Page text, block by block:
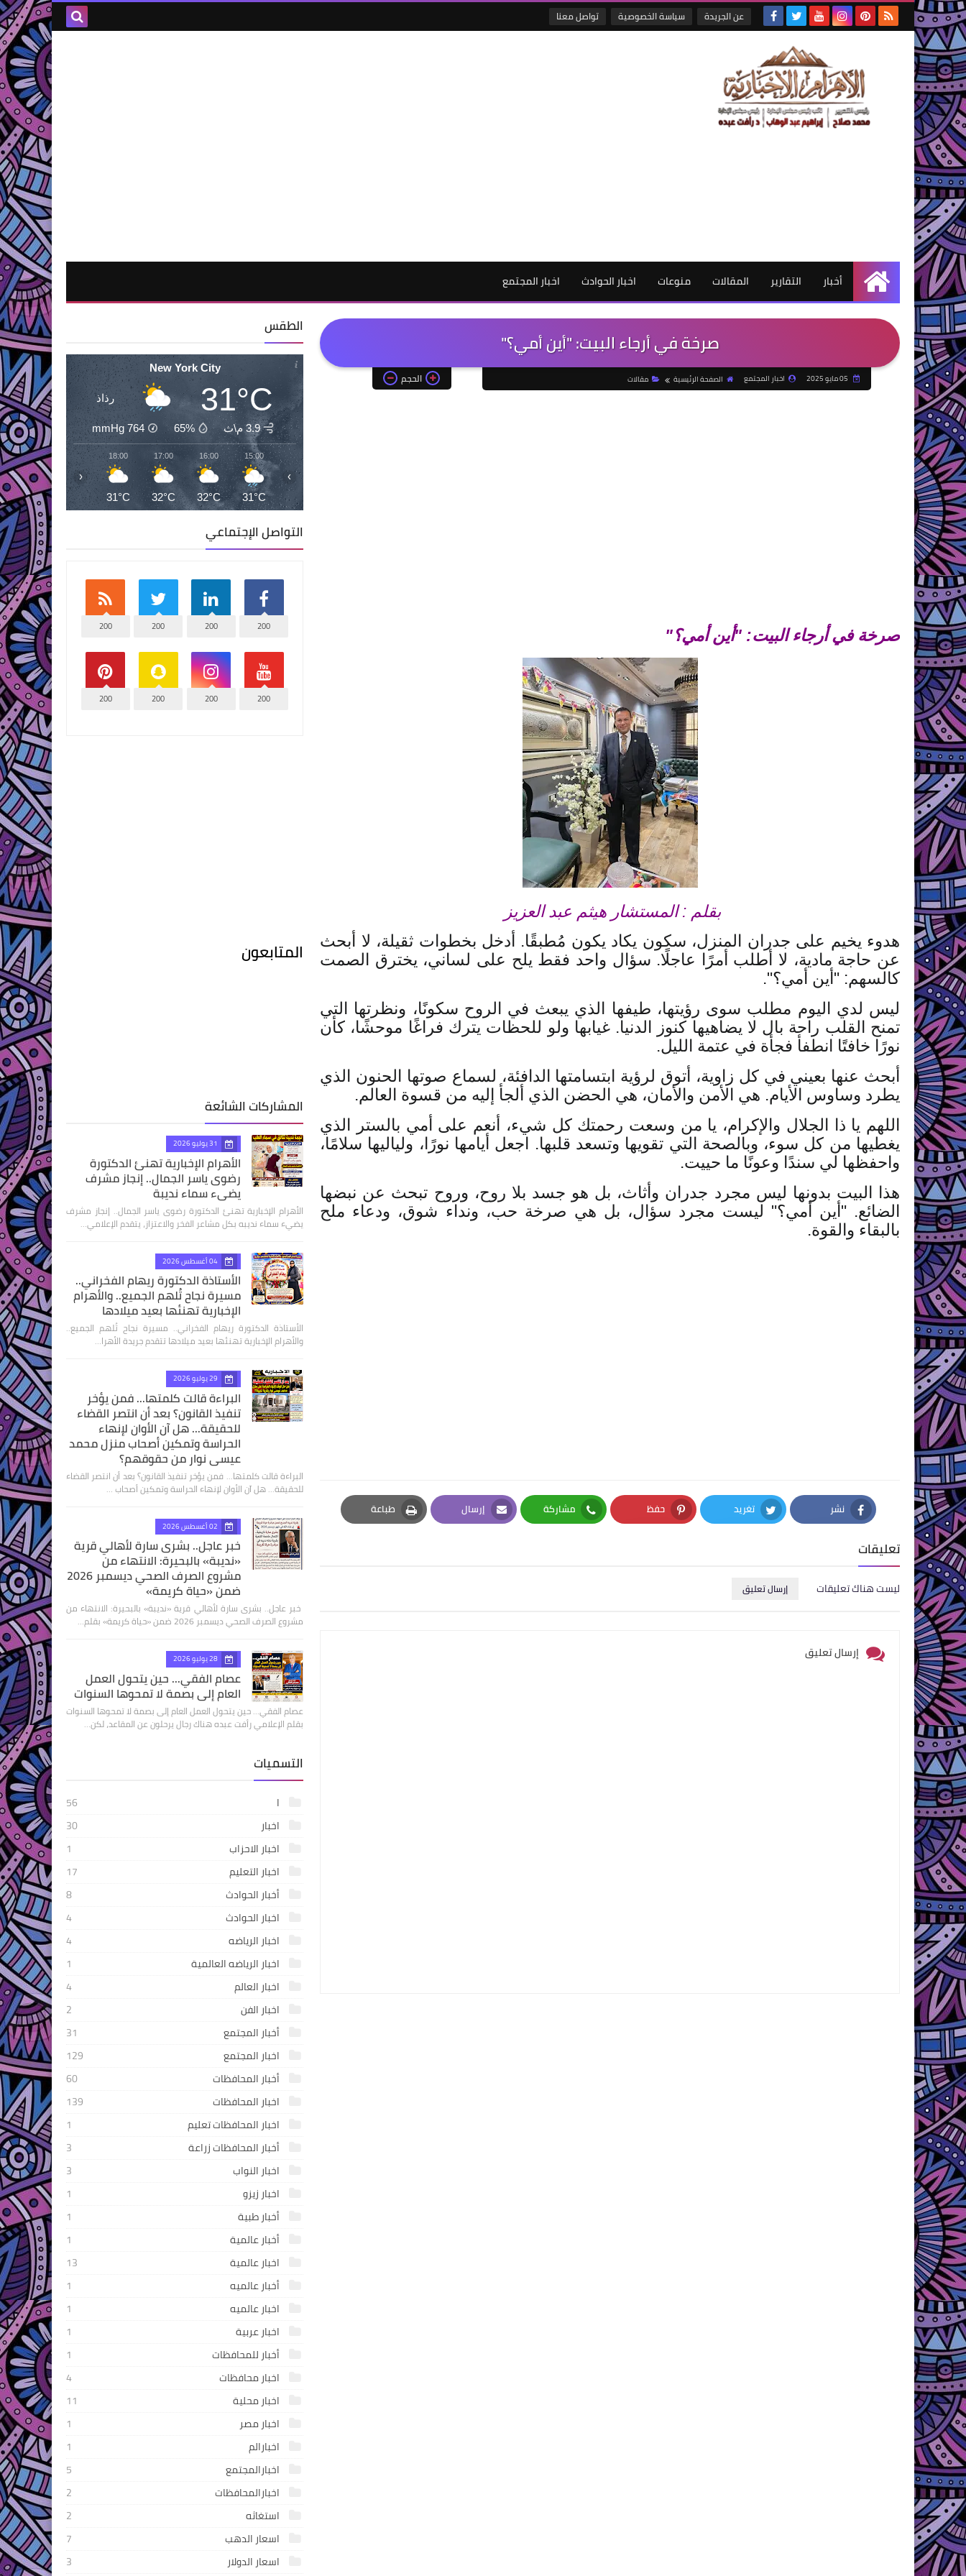
عن الجريدة سياسة الخصوصية تواصل معنا
الرئيسية
أخبار التقارير المقالات منوعات اخبار الحوادث اخبار المجتمع
صرخة في أرجاء البيت: "أين أمي؟"
اخبار المجتمع الصفحة الرئيسية مقالات الحجم
صرخة في أرجاء البيت: "أين أمي؟"
بقلم : المستشار هيثم عبد العزيز
هدوء يخيم على جدران المنزل، سكون يكاد يكون مُطبقًا. أدخل بخطوات ثقيلة، لا أبحث
عن حاجة مادية، لا أطلب أمرًا عاجلًا. سؤال واحد فقط يلح على لساني، يخترق الصمت
كالسهم: "أين أمي؟".
ليس لدي اليوم مطلب سوى رؤيتها، طيفها الذي يبعث في الروح سكونًا، ونظرتها التي
تمنح القلب راحة بال لا يضاهيها كنوز الدنيا. غيابها ولو للحظات يترك فراغًا موحشًا، كأن
نورًا خافتًا انطفأ فجأة في عتمة الليل.
أبحث عنها بعيني في كل زاوية، أتوق لرؤية ابتسامتها الدافئة، لسماع صوتها الحنون الذي
يطرد وساوس الأيام. هي الأمن والأمان، هي الحضن الذي ألجأ إليه من قسوة العالم.
اللهم يا ذا الجلال والإكرام، يا من وسعت رحمتك كل شيء، أنعم على أمي بالستر الذي
يغطيها من كل سوء، وبالصحة التي تقويها وتسعد قلبها. اجعل أيامها نورًا، ولياليها سلامًا،
واحفظها لي سندًا وعونًا ما حييت.
هذا البيت بدونها ليس مجرد جدران وأثاث، بل هو جسد بلا روح، وروح تبحث عن نبضها
الضائع. "أين أمي؟" ليست مجرد سؤال، بل هي صرخة حب، ونداء شوق، ودعاء ملح
بالبقاء والقوة.
نشر
Facebook
تغريد
Twitter
حفظ
Pinterest
مشاركة
Whatsapp
إرسال
Email
طباعة
Print
تعليقات
ليست هناك تعليقات إرسال تعليق
إرسال تعليق
الطقس
New York City
31°C رذاذ
3.9 م\ث 65%
764
mmHg
15:00
31°C
16:00
32°C
17:00
32°C
18:00
31°C
19:00
31°C
20:00
29°C
‹ ›
التواصل الإجتماعي
200
200
200
200
200
200
200
200
المتابعون
المشاركات الشائعة
31 يوليو 2026
الأهرام الإخبارية تهنئ الدكتورة
رضوى ياسر الجمال.. إنجاز مشرف
يضيء سماء نديبة
الأهرام الإخبارية تهنئ الدكتورة رضوى ياسر الجمال.. إنجاز مشرف
يضيء سماء نديبه بكل مشاعر الفخر والاعتزاز، يتقدم الإعلامي…
04 أغسطس 2026
الأستاذة الدكتورة ريهام الفخراني..
مسيرة نجاح تُلهم الجميع.. والأهرام
الإخبارية تهنئها بعيد ميلادها
الأستاذة الدكتورة ريهام الفخراني.. مسيرة نجاح تُلهم الجميع..
والأهرام الإخبارية تهنئها بعيد ميلادها تتقدم جريدة الأهرا…
29 يوليو 2026
البراءة قالت كلمتها... فمن يؤخر
تنفيذ القانون؟ بعد أن انتصر القضاء
للحقيقة... هل آن الأوان لإنهاء
الحراسة وتمكين أصحاب منزل محمد
عيسى نوار من حقوقهم؟
البراءة قالت كلمتها... فمن يؤخر تنفيذ القانون؟ بعد أن انتصر القضاء
للحقيقة... هل آن الأوان لإنهاء الحراسة وتمكين أصحاب …
02 أغسطس 2026
خبر عاجل.. بشرى سارة لأهالي قرية
«نديبة» بالبحيرة: الانتهاء من
مشروع الصرف الصحي ديسمبر 2026
ضمن «حياة كريمة»
​ خبر عاجل.. بشرى سارة لأهالي قرية «نديبة» بالبحيرة: الانتهاء من
مشروع الصرف الصحي ديسمبر 2026 ضمن «حياة كريمة» بقلم…
28 يوليو 2026
عصام الفقي... حين يتحول العمل
العام إلى بصمة لا تمحوها السنوات
عصام الفقي... حين يتحول العمل العام إلى بصمة لا تمحوها السنوات
بقلم الإعلامي رأفت عبده هناك رجال يرحلون عن المقاعد، لكن…
التسميات
ا
56
اخبار
30
اخبار الاحزاب
1
اخبار التعليم
17
أخبار الحوادث
8
اخبار الحوادث
4
اخبار الرياضه
4
اخبار الرياضه العالمية
1
اخبار العالم
4
اخبار الفن
2
أخبار المجتمع
31
اخبار المجتمع
129
أخبار المحافظات
60
اخبار المحافظات
139
اخبار المحافظات تعليم
1
أخبار المحافظات زراعة
3
اخبار النواب
3
اخبار زيزو
1
أخبار طبية
1
أخبار عالمية
1
اخبار عالمية
13
أخبار عالميه
1
اخبار عالميه
1
اخبار عربية
1
أخبار للمحافظات
1
اخبار محافظات
4
اخبار محلية
11
اخبار مصر
1
اخبارالم
1
اخبارالمجتمع
5
اخبارالمحافظات
2
استغاثه
2
اسعار الدهب
7
اسعار الدولار
3